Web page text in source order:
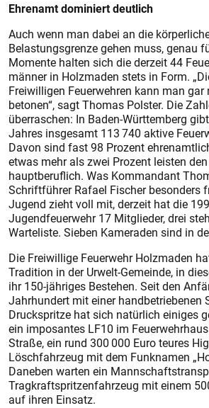
Ehrenamt dominiert deutlich
Auch wenn man dabei an die
Belastungsgrenze gehen muss, genau
Momente halten sich die derzeit 44
männer in Holzmaden stets in Form.
Freiwilligen Feuerwehren kann man gar
betonen“, sagt Thomas Polster. Die
überraschen: In Baden-Württemberg
Jahres insgesamt 113 740 aktive
Davon sind fast 98 Prozent
etwas mehr als zwei Prozent leisten
hauptberuflich. Was Kommandant
Schriftführer Rafael Fischer besonders
Jugend zieht voll mit, derzeit hat die
Jugendfeuerwehr 17 Mitglieder, drei
Warteliste. Sieben Kameraden sind in
Die Freiwillige Feuerwehr Holzmaden
Tradition in der Urwelt-Gemeinde, in
ihr 150-jähriges Bestehen. Seit den
Jahrhundert mit einer handbetriebenen
Druckspritze hat sich natürlich einiges
ein imposantes LF10 im
Straße, ein rund 300 000 Euro teures
Löschfahrzeug mit dem Funknamen
Daneben warten ein
Tragkraftspritzenfahrzeug mit einem
auf ihren Einsatz.